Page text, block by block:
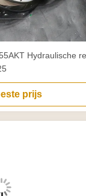
Hydraulische
prijs